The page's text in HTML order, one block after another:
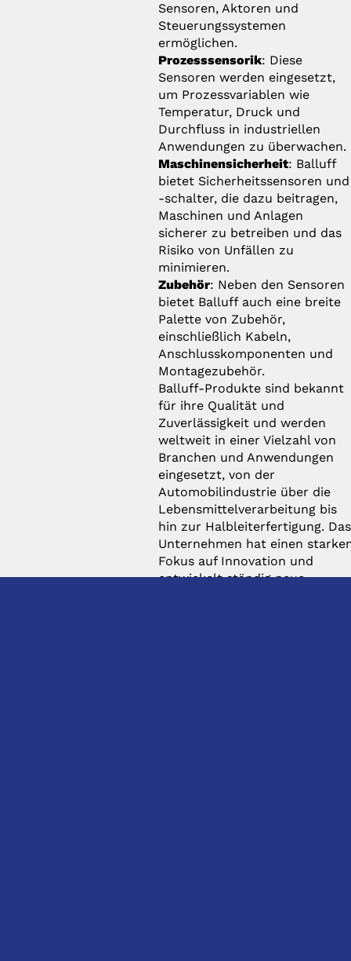
Sensoren, Aktoren und
Steuerungssystemen
ermöglichen.
Prozesssensorik: Diese
Sensoren werden eingesetzt,
um Prozessvariablen wie
Temperatur, Druck und
Durchfluss in industriellen
Anwendungen zu überwachen.
Maschinensicherheit: Balluff
bietet Sicherheitssensoren und
-schalter, die dazu beitragen,
Maschinen und Anlagen
sicherer zu betreiben und das
Risiko von Unfällen zu
minimieren.
Zubehör: Neben den Sensoren
bietet Balluff auch eine breite
Palette von Zubehör,
einschließlich Kabeln,
Anschlusskomponenten und
Montagezubehör.
Balluff-Produkte sind bekannt
für ihre Qualität und
Zuverlässigkeit und werden
weltweit in einer Vielzahl von
Branchen und Anwendungen
eingesetzt, von der
Automobilindustrie über die
Lebensmittelverarbeitung bis
hin zur Halbleiterfertigung. Das
Unternehmen hat einen
Fokus auf Innovation und
entwickelt ständig neue